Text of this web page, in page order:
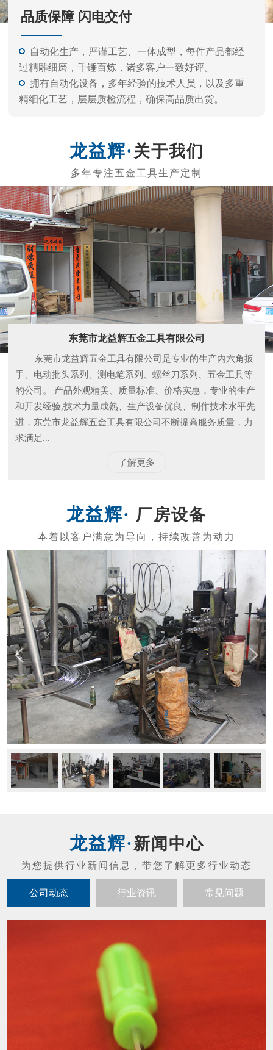
东莞市龙益辉五金工具有限公司
东莞市龙益辉五金工具有限公司是专业的生产内六角扳
手、电动批头系列、测电笔系列、螺丝刀系列、五金工具等
的公司。 产品外观精美、质量标准、价格实惠，专业的生产
和开发经验,技术力量成熟、生产设备优良、制作技术水平先
进，东莞市龙益辉五金工具有限公司不断提高服务质量，力
求满足...
了解更多
厂房设备
新闻中心
公司动态 行业资讯 常见问题
螺丝刀头的维护保养
螺丝刀头的维护保养： 禁止摔打螺丝刀（防
止发生碰撞或者掉落现象，不然会发生马达噪
音以及起子出现晃动的现象）。 拔螺丝刀与